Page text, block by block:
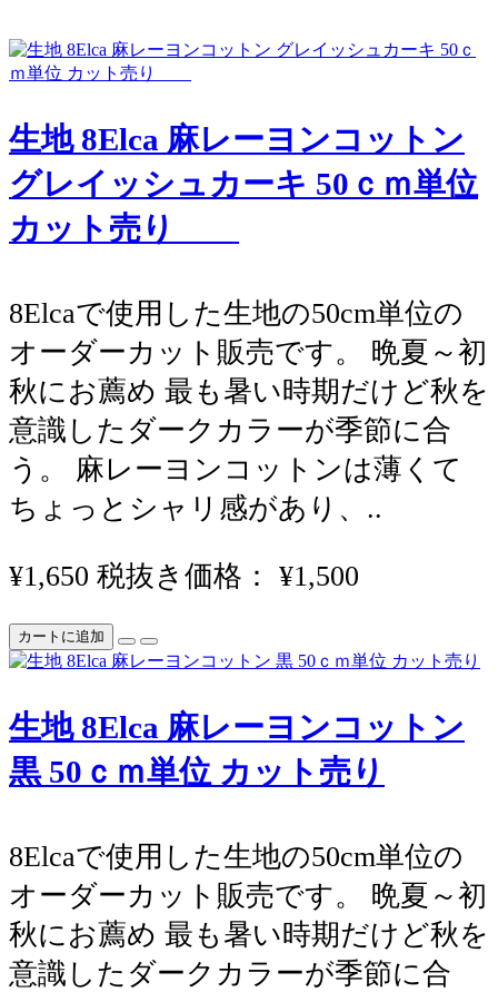
生地 8Elca 麻レーヨンコットン
グレイッシュカーキ 50ｃｍ単位
カット売り
8Elcaで使用した生地の50cm単位の
オーダーカット販売です。 晩夏～初
秋にお薦め 最も暑い時期だけど秋を
意識したダークカラーが季節に合
う。 麻レーヨンコットンは薄くて
ちょっとシャリ感があり、..
¥1,650 税抜き価格： ¥1,500
カートに追加
生地 8Elca 麻レーヨンコットン
黒 50ｃｍ単位 カット売り
8Elcaで使用した生地の50cm単位の
オーダーカット販売です。 晩夏～初
秋にお薦め 最も暑い時期だけど秋を
意識したダークカラーが季節に合